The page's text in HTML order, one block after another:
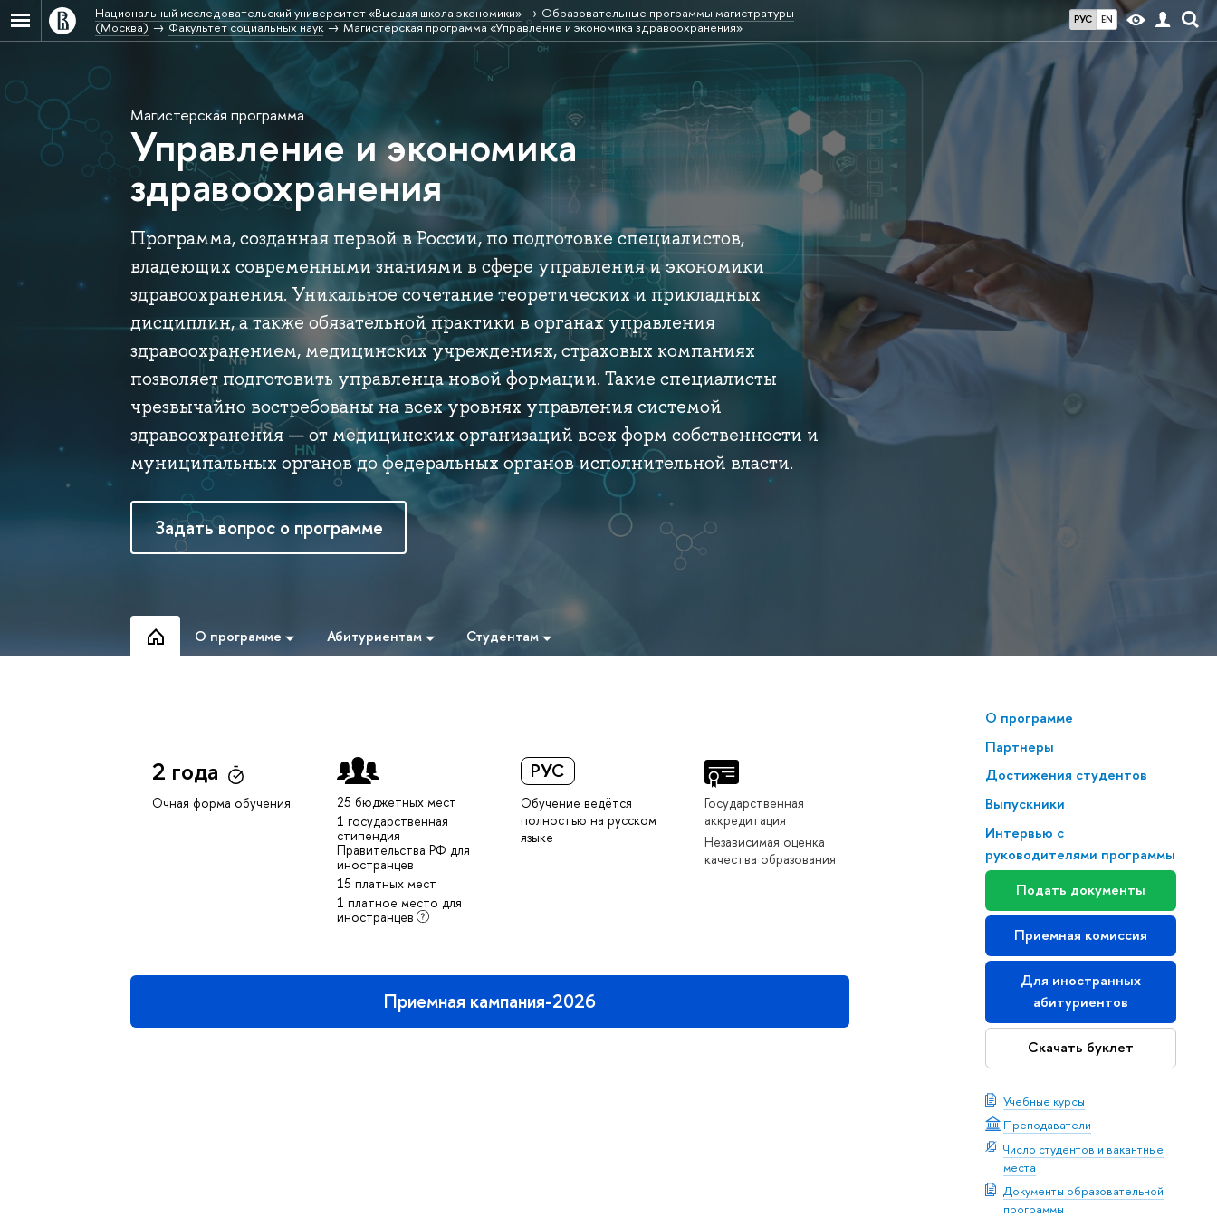
РУС EN
Национальный исследовательский университет «Высшая школа экономики»
Образовательные программы магистратуры
(Москва)
Факультет социальных наук Магистерская программа «Управление и экономика здравоохранения»
Магистерская программа
Управление и экономика
здравоохранения
Программа, созданная первой в России, по подготовке специалистов,
владеющих современными знаниями в сфере управления и экономики
здравоохранения. Уникальное сочетание теоретических и прикладных
дисциплин, а также обязательной практики в органах управления
здравоохранением, медицинских учреждениях, страховых компаниях
позволяет подготовить управленца новой формации. Такие специалисты
чрезвычайно востребованы на всех уровнях управления системой
здравоохранения — от медицинских организаций всех форм собственности и
муниципальных органов до федеральных органов исполнительной власти.
Задать вопрос о программе
О программе Абитуриентам Студентам
О программе
Партнеры
Достижения студентов
Выпускники
Интервью с
руководителями программы
Подать документы
Приемная комиссия
Для иностранных
абитуриентов
Скачать буклет
Учебные курсы
Преподаватели
Число студентов и вакантные
места
Документы образовательной
программы
2 года
Очная форма обучения
25 бюджетных мест
1 государственная
стипендия
Правительства РФ для
иностранцев
15 платных мест
1 платное место для
иностранцев
РУС
Обучение ведётся
полностью на русском
языке
Государственная
аккредитация
Независимая оценка
качества образования
Приемная кампания-2026